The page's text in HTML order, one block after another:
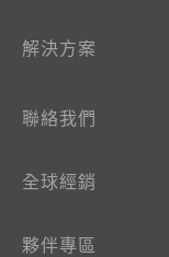
解決方案
聯絡我們
全球經銷
夥伴專區